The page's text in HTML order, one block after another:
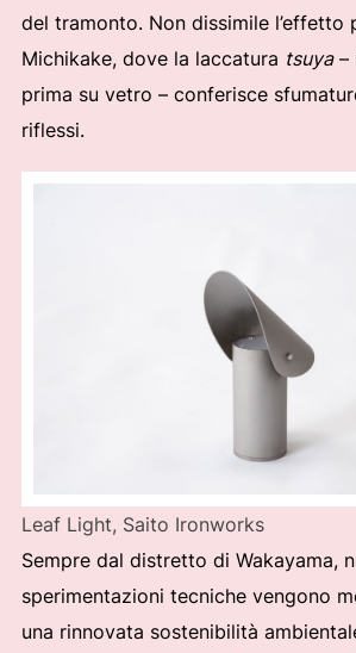
del tramonto. Non dissimile l’effetto
Michikake, dove la laccatura tsuya–
prima su vetro – conferisce
riflessi.
Leaf Light, Saito Ironworks
Sempre dal distretto di Wakayama,
sperimentazioni tecniche vengono
una rinnovata sostenibilità